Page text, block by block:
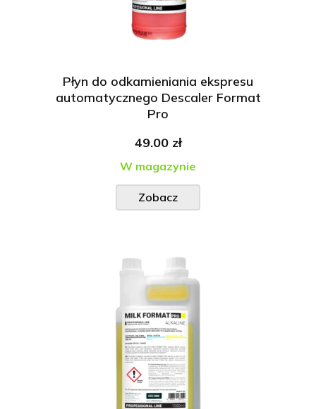
Płyn do odkamieniania ekspresu
automatycznego Descaler Format
Pro
49.00 zł
W magazynie
Zobacz